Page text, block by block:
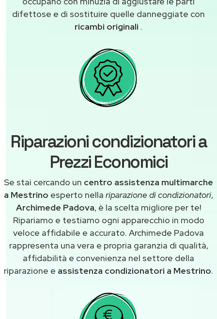
difettose e di sostituire quelle danneggiate con
ricambi originali .
Riparazioni condizionatori a
Prezzi Economici
Se stai cercando un centro assistenza multimarche
a Mestrino esperto nella riparazione di condizionatori,
Archimede Padova, è la scelta migliore per te!
Ripariamo e testiamo ogni apparecchio in modo
veloce affidabile e accurato. Archimede Padova
rappresenta una vera e propria garanzia di qualità,
affidabilità e convenienza nel settore della
riparazione e assistenza condizionatori a Mestrino.